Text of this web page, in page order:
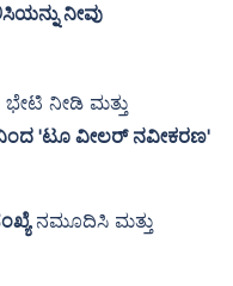
ನೀವು
ನೀಡಿ ಮತ್ತು
'ಟೂ ವೀಲರ್ ನವೀಕರಣ'
ನಮೂದಿಸಿ ಮತ್ತು